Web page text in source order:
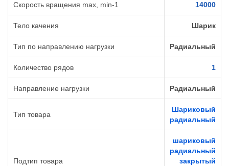
Cкорость вращения max, min-1 14000
Тело качения Шарик
Тип по направлению нагрузки Радиальный
Количество рядов 1
Направление нагрузки Радиальный
Тип товара
Шариковый
радиальный
Подтип товара
шариковый
радиальный
закрытый